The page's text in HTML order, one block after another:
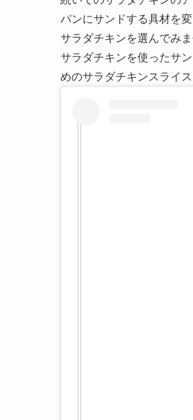
パンにサンドする具材を
サラダチキンを選んでみま
サラダチキンを使ったサ
めのサラダチキンスライ